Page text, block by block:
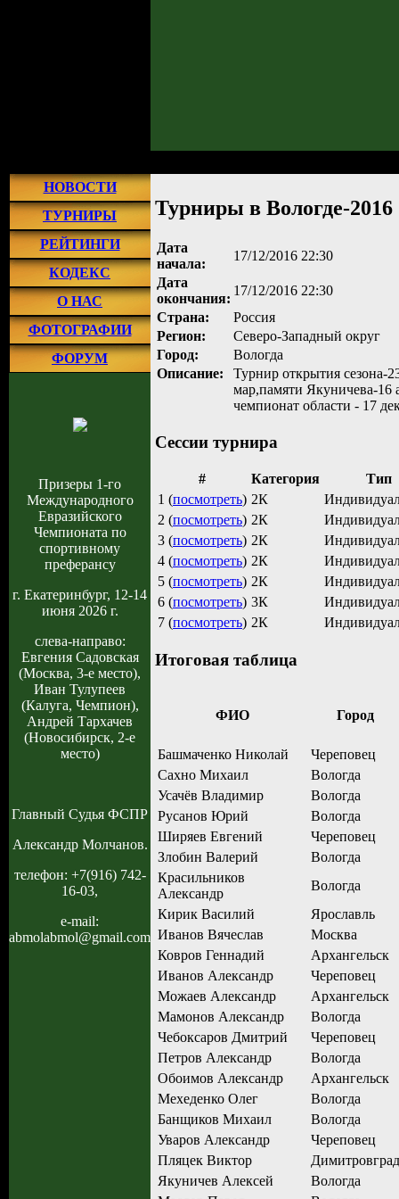
НОВОСТИ
ТУРНИРЫ
РЕЙТИНГИ
КОДЕКС
О НАС
ФОТОГРАФИИ
ФОРУМ
Призеры 1-го
Международного
Евразийского
Чемпионата по
спортивному
преферансу
г. Екатеринбург, 12-14
июня 2026 г.
слева-направо:
Евгения Садовская
(Москва, 3-е место),
Иван Тулупеев
(Калуга, Чемпион),
Андрей Тархачев
(Новосибирск, 2-е
место)
Главный Судья ФСПР
Александр Молчанов.
телефон: +7(916) 742-
16-03,
e-mail:
abmolabmol@gmail.com
Турниры в Вологде-2016
Дата
начала:
17/12/2016 22:30
Дата
окончания:
17/12/2016 22:30
Страна:
Россия
Регион:
Северо-Западный округ
Город:
Вологда
Описание:
Турнир открытия сезона-
мар,памяти Якуничева-16
чемпионат области - 17
Сессии турнира
# Категория
Тип
1 (посмотреть) 2К
2 (посмотреть) 2К
3 (посмотреть) 2К
4 (посмотреть) 2К
5 (посмотреть) 2К
6 (посмотреть) 3К
7 (посмотреть) 2К
Итоговая таблица
ФИО Город
Башмаченко Николай
Череповец
Сахно Михаил
Вологда
Усачёв Владимир
Вологда
Русанов Юрий
Вологда
Ширяев Евгений
Череповец
Злобин Валерий
Вологда
Красильников
Александр
Вологда
Кирик Василий
Ярославль
Иванов Вячеслав
Москва
Ковров Геннадий
Архангельск
Иванов Александр
Череповец
Можаев Александр
Архангельск
Мамонов Александр
Вологда
Чебоксаров Дмитрий
Череповец
Петров Александр
Вологда
Обоимов Александр
Архангельск
Мехеденко Олег
Вологда
Банщиков Михаил
Вологда
Уваров Александр
Череповец
Пляцек Виктор
Димитровград
Якуничев Алексей
Вологда